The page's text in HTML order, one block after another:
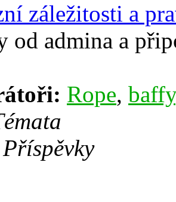
záležitosti a
od admina a
Rope, baffy
Příspěvky